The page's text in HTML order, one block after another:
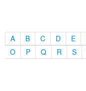
A B C D E
O
P Q R S